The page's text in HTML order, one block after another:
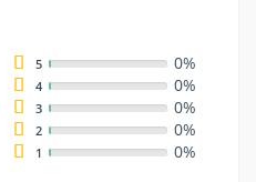
5 0%
4 0%
3 0%
2 0%
1 0%